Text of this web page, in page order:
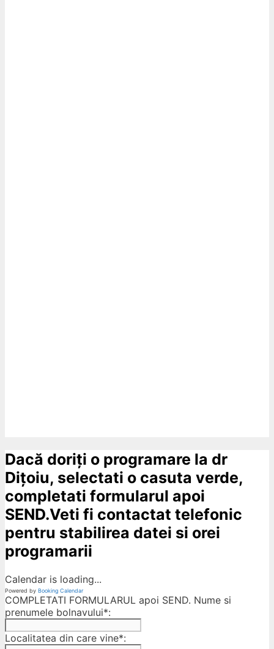
Dacă doriți o programare la dr
Dițoiu, selectati o casuta verde,
completati formularul apoi
SEND.Veti fi contactat telefonic
pentru stabilirea datei si orei
programarii
Calendar is loading...
Powered by Booking Calendar
COMPLETATI FORMULARUL apoi SEND. Nume si
prenumele bolnavului*:
Localitatea din care vine*: